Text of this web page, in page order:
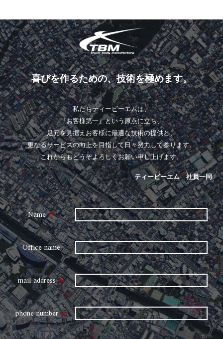
喜びを作るための、技術を極めます。
私たちティービーエムは、
『お客様第一』という原点に立ち、
足元を見据えお客様に最適な技術の提供と、
更なるサービスの向上を目指して日々努力して参ります。
これからもどうぞよろしくお願い申し上げます。
ティービーエム 社員一同
Name※
Office name
mail address※
phone number※